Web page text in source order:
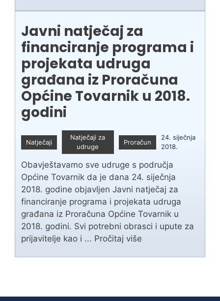
Javni natječaj za
financiranje programa i
projekata udruga
građana iz Proračuna
Općine Tovarnik u 2018.
godini
Natječaji
Natječaji za
udruge
Proračun
24. siječnja
2018.
Obavještavamo sve udruge s područja
Općine Tovarnik da je dana 24. siječnja
2018. godine objavljen Javni natječaj za
financiranje programa i projekata udruga
građana iz Proračuna Općine Tovarnik u
2018. godini. Svi potrebni obrasci i upute za
prijavitelje kao i ... Pročitaj više